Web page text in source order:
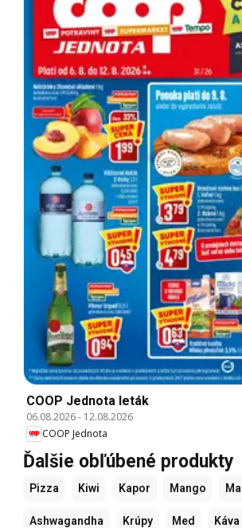
COOP Jednota leták
06.08.2026- 12.08.2026
COOP Jednota
Ďalšie obľúbené produkty
Pizza Kiwi Kapor Mango
Ashwagandha Krúpy Med Káva